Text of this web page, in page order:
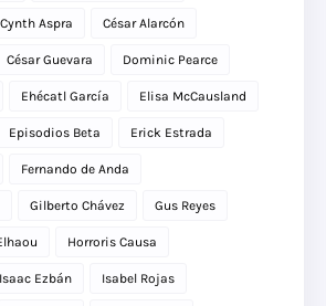
Cynth Aspra César Alarcón
César Guevara Dominic Pearce
Ehécatl García Elisa McCausland
Episodios Beta Erick Estrada
Fernando de Anda
Gilberto Chávez Gus Reyes
Horroris Causa
Isaac Ezbán Isabel Rojas